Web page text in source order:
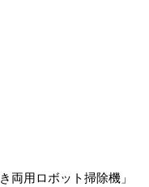
両用ロボット掃除機」